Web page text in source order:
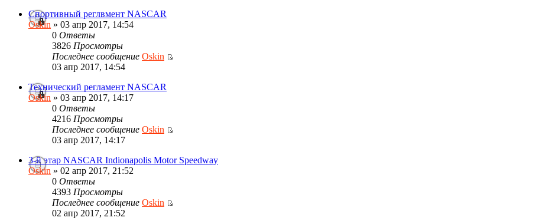
Спортивный реглвмент NASCAR
Oskin » 03 апр 2017, 14:54
0 Ответы
3826 Просмотры
Последнее сообщение Oskin
03 апр 2017, 14:54
Технический регламент NASCAR
Oskin » 03 апр 2017, 14:17
0 Ответы
4216 Просмотры
Последнее сообщение Oskin
03 апр 2017, 14:17
3-й этар NASCAR Indionapolis Motor Speedway
Oskin » 02 апр 2017, 21:52
0 Ответы
4393 Просмотры
Последнее сообщение Oskin
02 апр 2017, 21:52